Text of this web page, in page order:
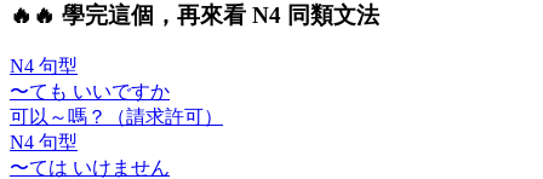
🔥 🔥 學完這個，再來看 N4 同類文法
N4 句型
〜ても いいですか
可以～嗎？（請求許可）
N4 句型
〜ては いけません